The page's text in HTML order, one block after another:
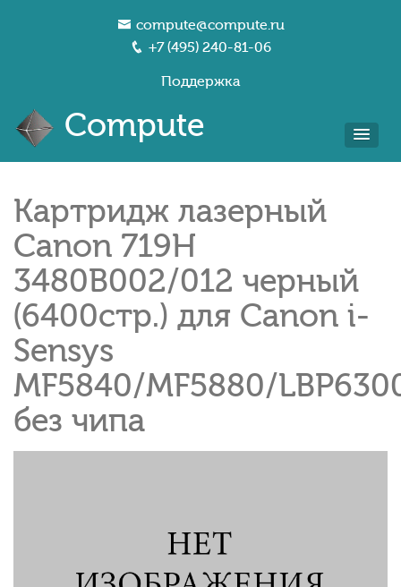
compute@compute.ru
+7 (495) 240-81-06
Поддержка
Compute
Картридж лазерный
Canon 719H
3480B002/012 черный
(6400стр.) для Canon i-
Sensys
MF5840/MF5880/
без чипа